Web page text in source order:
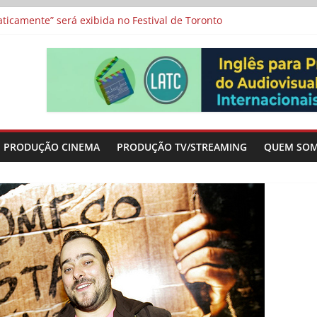
será exibida no Festival de Toronto
e divide prêmio principal entre “Manas” e “O Agente Secreto”
metragens sobre envelhecimento criados a partir de histórias
“Os Feiticeiros Inocentes” e filme-tributo de Wajda a
PRODUÇÃO CINEMA PRODUÇÃO TV/STREAMING QUEM